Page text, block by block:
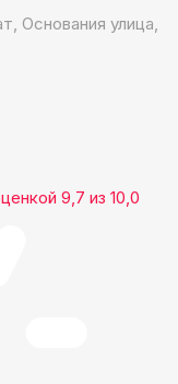
Основания улица,
9,7 из 10,0